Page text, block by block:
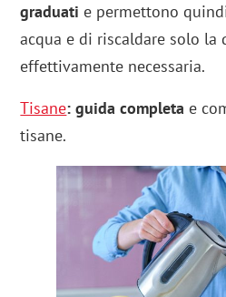
graduati e permettono
acqua e di riscaldare solo la
effettivamente necessaria.
Tisane: guida completa e
tisane.